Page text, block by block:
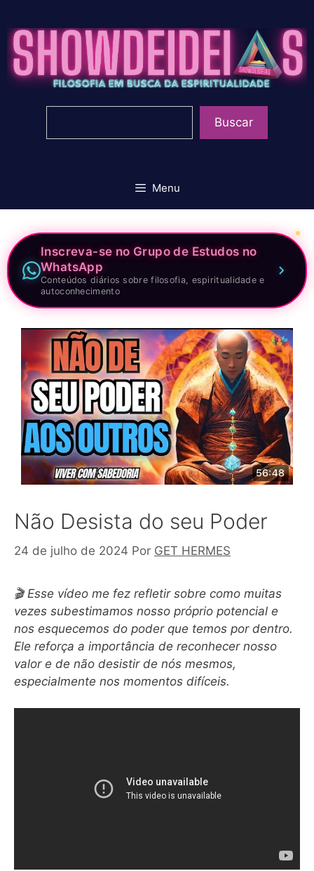
para
conteúdo
Buscar
Menu
Inscreva-se no Grupo de Estudos no
WhatsApp
Conteúdos diários sobre filosofia, espiritualidade e
autoconhecimento
Não Desista do seu Poder
24 de julho de 2024 Por GET HERMES
🎬 Esse vídeo me fez refletir sobre como muitas
vezes subestimamos nosso próprio potencial e
nos esquecemos do poder que temos por dentro.
Ele reforça a importância de reconhecer nosso
valor e de não desistir de nós mesmos,
especialmente nos momentos difíceis.